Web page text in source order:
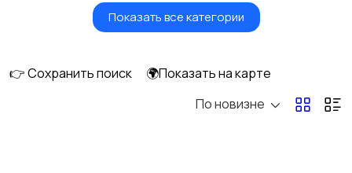
Бытовые услуги и
Высший менеджмент
Добыча сырья,
Показать все категории
👉 Сохранить поиск
🌍Показать на карте
По новизне